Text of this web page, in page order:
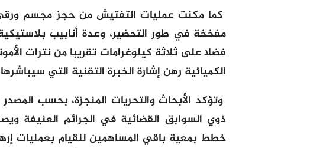
كما مكنت عمليات التفتيش من حجز مجسم
مفخخة في طور التحضير، وعدة أنابيب
فضلا على ثلاثة كيلوغرامات تقريبا من نترات
الكميائية رهن إشارة الخبرة التقنية التي
وتؤكد الأبحاث والتحريات المنجزة، بحسب
ذوي السوابق القضائية في الجرائم العنيفة
خطط بمعية باقي المساهمين للقيام بعمليات